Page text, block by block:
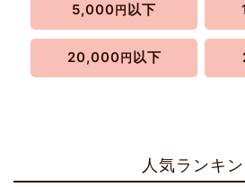
5,000 円 以下
20,000 円 以下
人気ランキ